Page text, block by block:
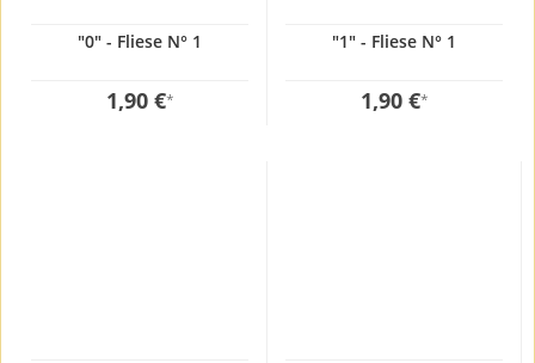
"0" - Fliese N° 1
1,90 €*
"1" - Fliese N° 1
1,90 €*